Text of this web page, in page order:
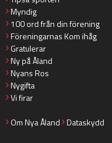
Myndig
100 ord från din förening
Föreningarnas Kom ihåg
Gratulerar
Ny på Åland
Nyans Ros
Nygifta
Vi firar
Om Nya Åland Dataskydd